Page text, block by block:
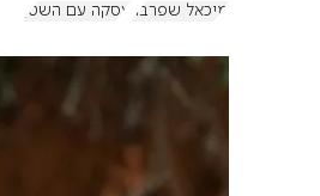
מיכאל שפרבר
עסקה עם השטן